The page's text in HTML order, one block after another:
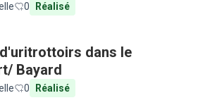
0 Réalisé
dans le
Bayard
0 Réalisé